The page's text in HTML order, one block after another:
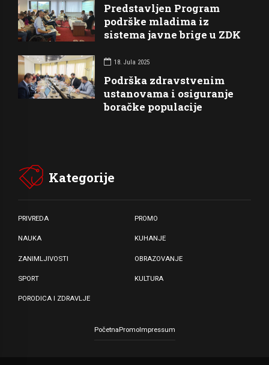
Predstavljen Program
podrške mladima iz
sistema javne brige u ZDK
18. Jula 2025
Podrška zdravstvenim
ustanovama i osiguranje
boračke populacije
Kategorije
PRIVREDA PROMO
NAUKA KUHANJE
ZANIMLJIVOSTI OBRAZOVANJE
SPORT KULTURA
PORODICA I ZDRAVLJE
PočetnaPromoImpressum